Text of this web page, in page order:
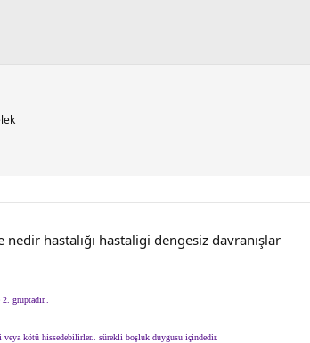
hastalığı hastaligi dengesiz davranışlar
gruptadır..
kötü hissedebilirler.. sürekli boşluk duygusu içindedir.